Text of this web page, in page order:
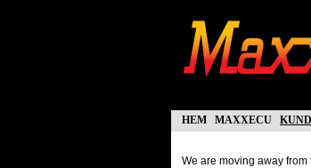
hem maxxecu
We are moving away